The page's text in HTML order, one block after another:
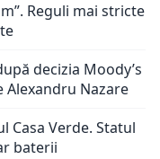
Reguli mai stricte
decizia Moody’s
Alexandru Nazare
Casa Verde. Statul
baterii